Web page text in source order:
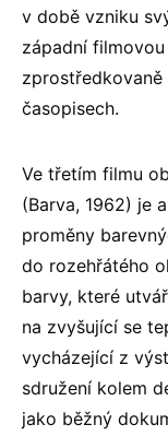
v době vzniku
západní
časopisech.
Ve třetím filmu
(Barva, 1962) je
proměny
do rozehřátého
barvy, které
na zvyšující se
vycházející z
sdružení kolem
jako běžný